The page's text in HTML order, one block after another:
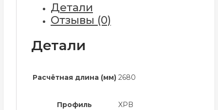
Детали
Отзывы (0)
Детали
Расчётная длина (мм) 2680
Профиль XPB